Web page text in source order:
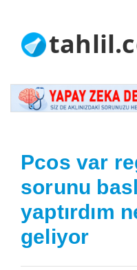
Pcos var
sorunu
yaptırdım
geliyor